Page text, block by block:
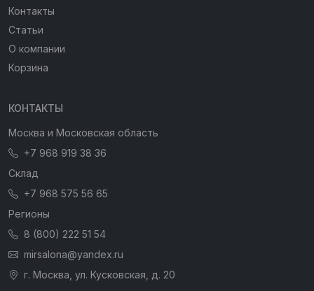
Контакты
Статьи
О компании
Корзина
КОНТАКТЫ
Москва и Московская область
+7 968 919 38 36
Склад
+7 968 575 56 65
Регионы
8 (800) 222 51 54
mirsalona@yandex.ru
г. Москва, ул. Кусковская, д. 20